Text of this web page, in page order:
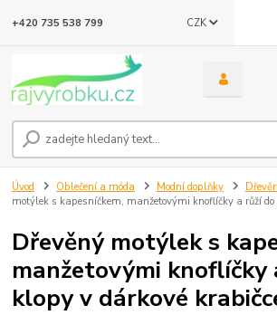
CZK
+420 735 538 799
Úvod Oblečení a móda Modní doplňky
motýlek s kapesníčkem, manžetovými knoflíčky a růží
Dřevěný motýlek s
manžetovými knoflíčky
klopy v dárkové